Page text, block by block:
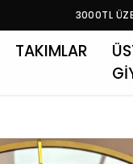
3000TL
TAKIMLAR